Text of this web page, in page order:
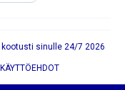
KÄYTTÖEHDOT